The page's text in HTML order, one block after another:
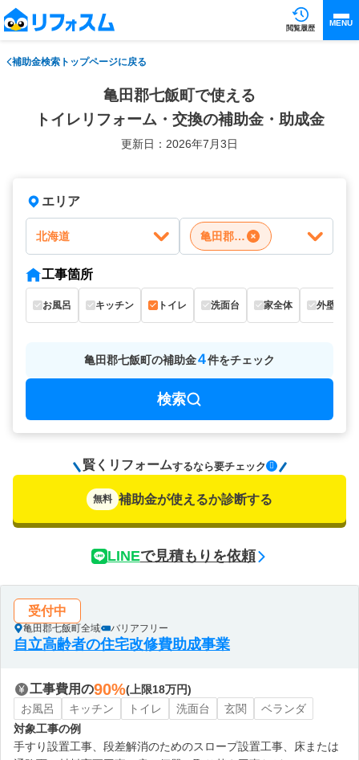
閲覧履歴
MENU
補助金検索トップページに戻る
亀田郡七飯町で使える
トイレリフォーム・交換の補助金・助成金
更新日：2026年7月3日
エリア
北海道 亀田郡七飯町
工事箇所
お風呂 キッチン トイレ 洗面台 家全体 外壁
亀田郡七飯町の補助金4件をチェック
検索
賢くリフォームするなら要チェック
無料 補助金が使えるか診断する
LINEで見積もりを依頼
受付中
亀田郡七飯町全域 バリアフリー
自立高齢者の住宅改修費助成事業
工事費用の90%(上限18万円)
お風呂
キッチン トイレ 洗面台 玄関
ベランダ
対象工事の例
手すり設置工事、段差解消のためのスロープ設置工事、床または